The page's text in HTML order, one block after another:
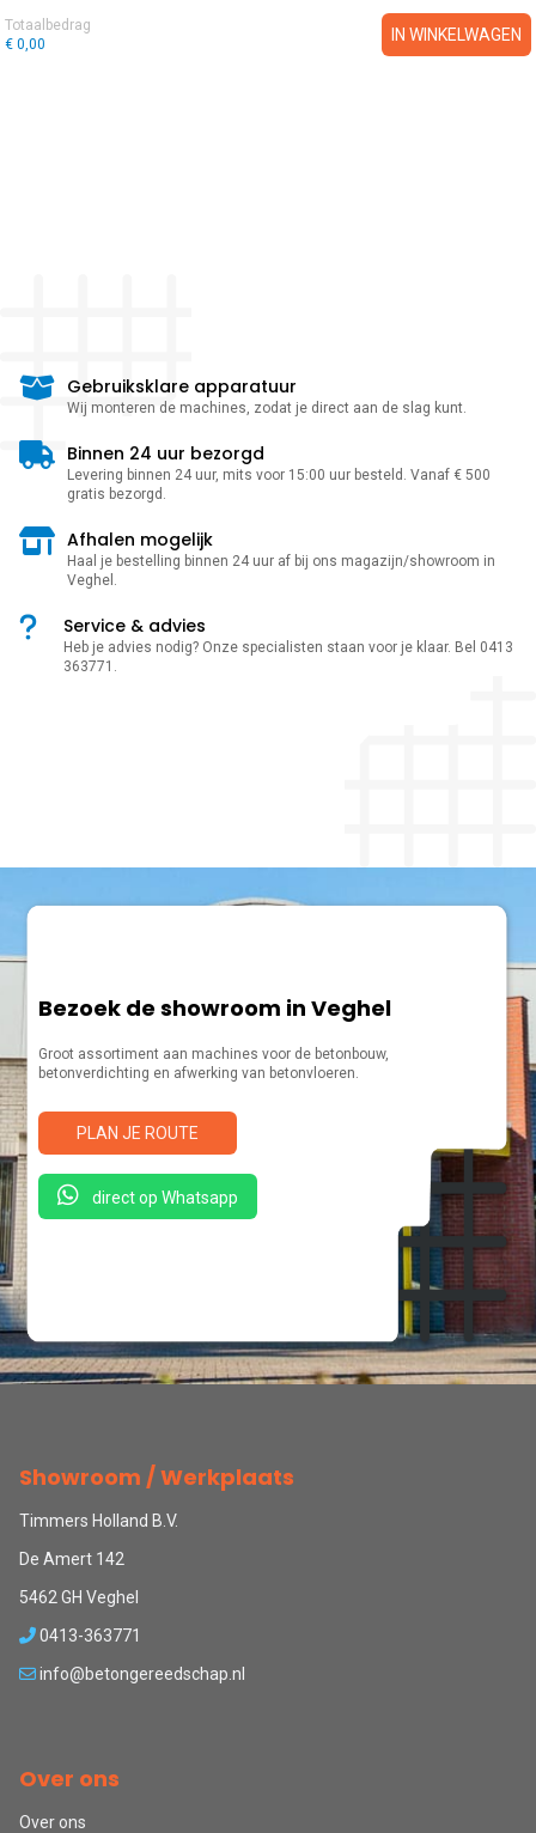
Totaalbedrag
€ 0,00
IN WINKELWAGEN
Gebruiksklare apparatuur
Wij monteren de machines, zodat je direct aan de slag kunt.
Binnen 24 uur bezorgd
Levering binnen 24 uur, mits voor 15:00 uur besteld. Vanaf € 500
gratis bezorgd.
Afhalen mogelijk
Haal je bestelling binnen 24 uur af bij ons magazijn/showroom in
Veghel.
Service & advies
Heb je advies nodig? Onze specialisten staan voor je klaar. Bel 0413
363771.
Bezoek de showroom in Veghel
Groot assortiment aan machines voor de betonbouw,
betonverdichting en afwerking van betonvloeren.
PLAN JE ROUTE
direct op Whatsapp
Showroom / Werkplaats
Timmers Holland B.V.
De Amert 142
5462 GH Veghel
0413-363771
info@betongereedschap.nl
Over ons
Over ons